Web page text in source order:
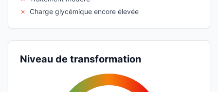
✗
Charge glycémique encore élevée
Niveau de transformation